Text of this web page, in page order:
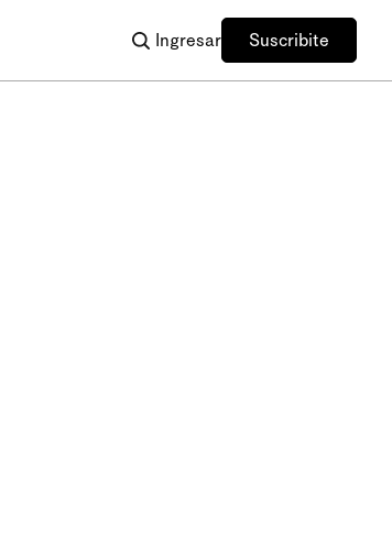
Ingresar Suscribite